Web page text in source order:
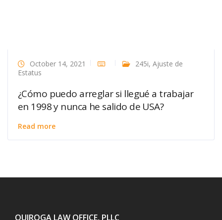
October 14, 2021 245i, Ajuste de
Estatus
¿Cómo puedo arreglar si llegué a trabajar
en 1998 y nunca he salido de USA?
Read more
QUIROGA LAW OFFICE, PLLC